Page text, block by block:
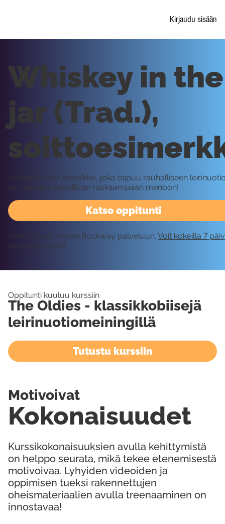
Kirjaudu sisään
Katso oppitunti
Whiskey in the
jar (Trad.),
Huippuluokan klassikko, joka taipuu rauhalliseen
tai vaikkapa Metallican raskaampaan menoon!
Vaatii kirjautumisen Rockway palveluun. Voit kokeilla 7
ilmaiseksi tästä!
Oppitunti kuuluu kurssiin
The Oldies - klassikkobiisejä
leirinuotiomeiningillä
Tutustu kurssiin
Kurssikokonaisuuksien avulla kehittymistä
on helppo seurata, mikä tekee etenemisestä
motivoivaa. Lyhyiden videoiden ja
oppimisen tueksi rakennettujen
oheismateriaalien avulla treenaaminen on
innostavaa!
Kokonaisuudet
Motivoivat